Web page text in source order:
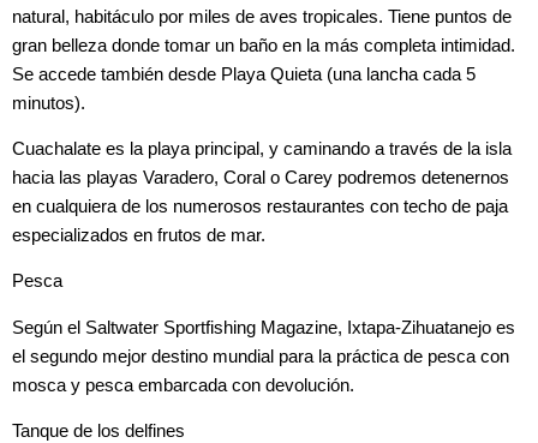
natural, habitáculo por miles de aves tropicales. Tiene puntos de
gran belleza donde tomar un baño en la más completa intimidad.
Se accede también desde Playa Quieta (una lancha cada 5
minutos).
Cuachalate es la playa principal, y caminando a través de la isla
hacia las playas Varadero, Coral o Carey podremos detenernos
en cualquiera de los numerosos restaurantes con techo de paja
especializados en frutos de mar.
Pesca
Según el Saltwater Sportfishing Magazine, Ixtapa-Zihuatanejo es
el segundo mejor destino mundial para la práctica de pesca con
mosca y pesca embarcada con devolución.
Tanque de los delfines